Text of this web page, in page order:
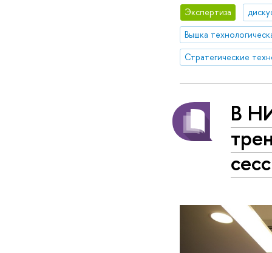
Экспертиза
Вышка
В